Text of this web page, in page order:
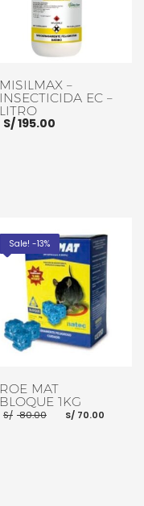
MISILMAX –
INSECTICIDA EC –
LITRO
S/195.00
Sale! -13%
ROE MAT
BLOQUE 1KG
S/ 80.00 El
precio
S/70.00